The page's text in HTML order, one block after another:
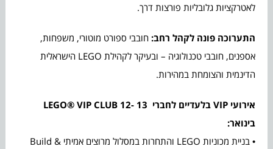
לאטרקציות גלובליות פורצות דרך.
התערוכה פונה לקהל רחב: חובבי ספורט מוטורי, משפחות,
אספנים, חובבי טכנולוגיה – ובעיקר לקהילת LEGO הישראלית
הדינמית והצומחת במהירות.
אירועי VIP בלעדיים לחברי LEGO® VIP CLUB 12- 13
בינואר:
• בניית מכוניות LEGO והתחרות במסלול מרוצים אמיתי Build &